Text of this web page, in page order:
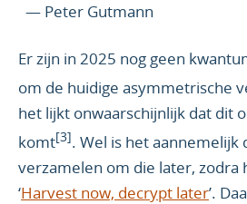
— Peter Gutmann
Er zijn in 2025 nog geen
om de huidige asymmetrische
het lijkt onwaarschijnlijk dat dit
komt[3]. Wel is het aannemelijk
verzamelen om die later, zodra
‘Harvest now, decrypt later’.